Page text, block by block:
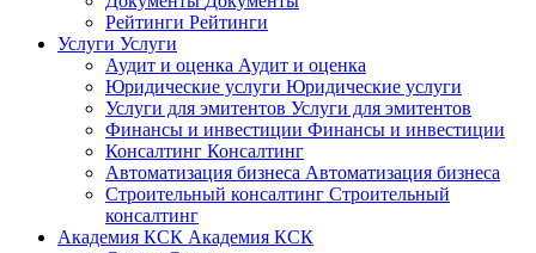
Рейтинги Рейтинги
Услуги Услуги
Аудит и оценка Аудит и оценка
Юридические услуги Юридические услуги
Услуги для эмитентов Услуги для эмитентов
Финансы и инвестиции Финансы и инвестиции
Консалтинг Консалтинг
Автоматизация бизнеса Автоматизация бизнеса
Строительный консалтинг Строительный
консалтинг
Академия КСК Академия КСК